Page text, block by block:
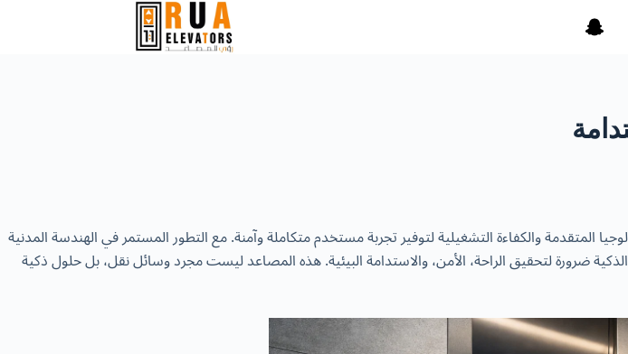
المتقدمة والكفاءة التشغيلية لتوفير تجربة مستخدم متكاملة وآمنة. مع التطور المستمر في الهندسة المدنية
ضرورة لتحقيق الراحة، الأمن، والاستدامة البيئية. هذه المصاعد ليست مجرد وسائل نقل، بل حلول ذكية